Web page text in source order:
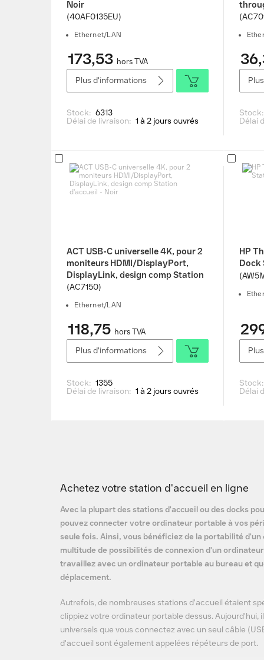
Noir
(40AF0135EU)
Ethernet/LAN
173,53 hors TVA
Plus d'informations
Stock: 6313
Délai de livraison: 1 à 2 jours ouvrés
Stock:
Délai
ACT USB-C universelle 4K, pour 2
moniteurs HDMI/DisplayPort,
DisplayLink, design comp Station
d'accueil - Noir
(AC7150)
Ethernet/LAN
118,75 hors TVA
Plus d'informations
Stock: 1355
Délai de livraison: 1 à 2 jours ouvrés
HP
Dock
Stock:
Délai
Achetez votre station d'accueil en ligne
Avec la plupart des stations d'accueil ou des docks
pouvez connecter votre ordinateur portable à vos
seule fois. Ainsi, vous bénéficiez de la portabilité
multitude de possibilités de connexion d'un
travaillez avec un ordinateur portable au bureau et
déplacement.
Autrefois, de nombreuses stations d'accueil étaient
clippiez votre ordinateur portable dessus. Aujourd'hui,
universels que vous connectez avec un seul câble
d'accueil sont également appelées répéteurs de port.